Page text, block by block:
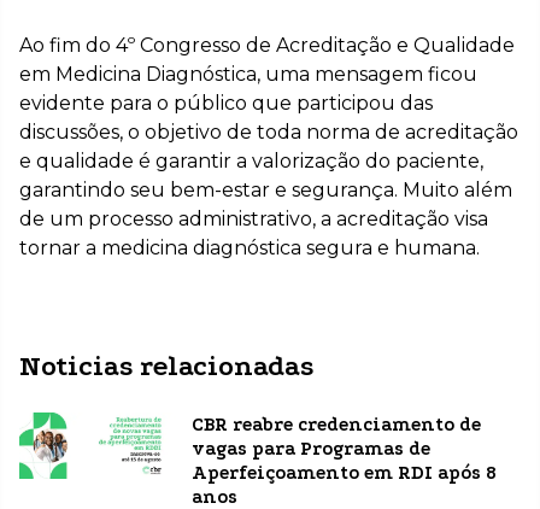
Ao fim do 4º Congresso de Acreditação e Qualidade
em Medicina Diagnóstica, uma mensagem ficou
evidente para o público que participou das
discussões, o objetivo de toda norma de acreditação
e qualidade é garantir a valorização do paciente,
garantindo seu bem-estar e segurança. Muito além
de um processo administrativo, a acreditação visa
tornar a medicina diagnóstica segura e humana.
Noticias relacionadas
CBR reabre credenciamento de
vagas para Programas de
Aperfeiçoamento em RDI após 8
anos